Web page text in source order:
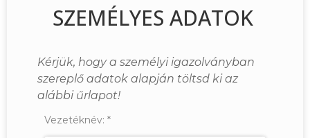
SZEMÉLYES ADATOK
Kérjük, hogy a személyi igazolványban
szereplő adatok alapján töltsd ki az
alábbi űrlapot!
Vezetéknév: *